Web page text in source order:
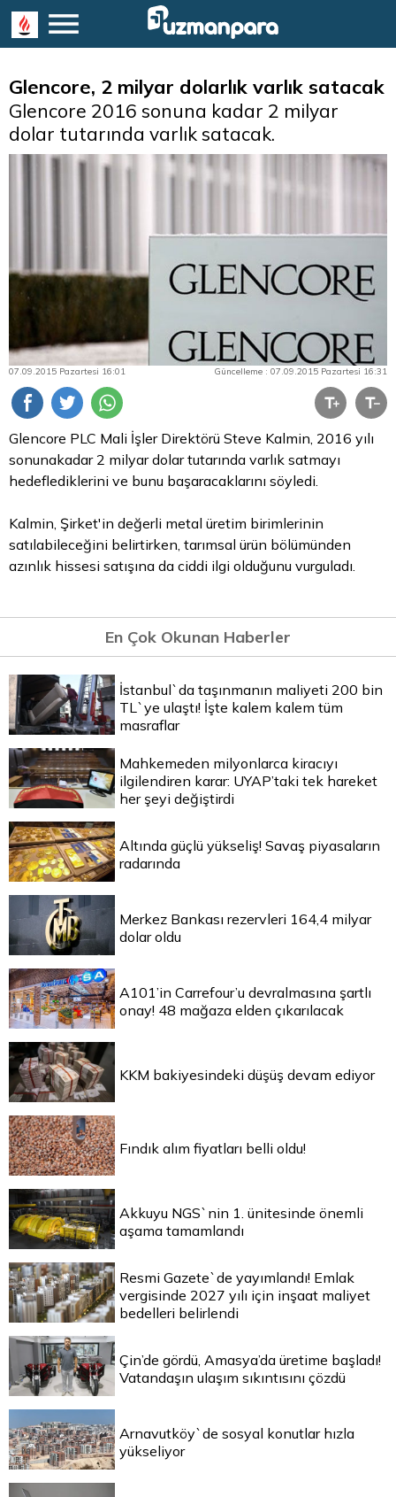
Glencore, 2 milyar dolarlık varlık satacak
Glencore 2016 sonuna kadar 2 milyar
dolar tutarında varlık satacak.
07.09.2015 Pazartesi 16:01 Güncelleme : 07.09.2015 Pazartesi 16:31
Glencore PLC Mali İşler Direktörü Steve Kalmin, 2016 yılı
sonunakadar 2 milyardolartutarında varlık satmayı
hedeflediklerini ve bunu başaracaklarını söyledi.
Kalmin, Şirket'in değerli metal üretim birimlerinin
satılabileceğini belirtirken, tarımsal ürün bölümünden
azınlık hissesi satışına da ciddi ilgi olduğunu vurguladı.
En Çok Okunan Haberler
İstanbul`da taşınmanın maliyeti 200 bin
TL`ye ulaştı! İşte kalem kalem tüm
masraflar
Mahkemeden milyonlarca kiracıyı
ilgilendiren karar: UYAP’taki tek hareket
her şeyi değiştirdi
Altında güçlü yükseliş! Savaş piyasaların
radarında
Merkez Bankası rezervleri 164,4 milyar
dolar oldu
A101’in Carrefour’u devralmasına şartlı
onay! 48 mağaza elden çıkarılacak
KKM bakiyesindeki düşüş devam ediyor
Fındık alım fiyatları belli oldu!
Akkuyu NGS`nin 1. ünitesinde önemli
aşama tamamlandı
Resmi Gazete`de yayımlandı! Emlak
vergisinde 2027 yılı için inşaat maliyet
bedelleri belirlendi
Çin’de gördü, Amasya’da üretime başladı!
Vatandaşın ulaşım sıkıntısını çözdü
Arnavutköy`de sosyal konutlar hızla
yükseliyor